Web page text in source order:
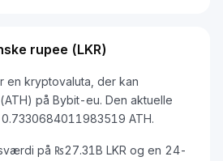
rupee (LKR)
en kryptovaluta, der kan
på Bybit-eu. Den aktuelle
0.7330684011983519 ATH.
på ₨27.31B LKR og en 24-